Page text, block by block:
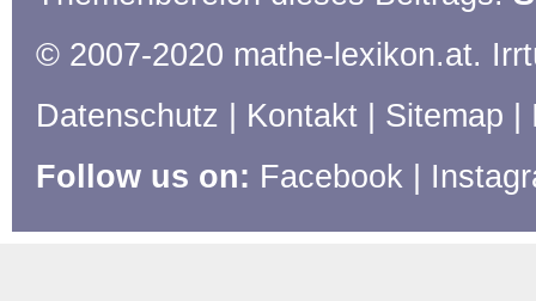
© 2007-2020 mathe-lexikon.at.
Datenschutz
Kontakt Sitemap
Follow us on: Facebook